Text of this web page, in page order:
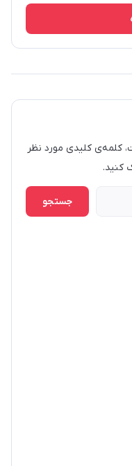
کلمه‌ی کلیدی مورد نظر
کنید.
جستجو